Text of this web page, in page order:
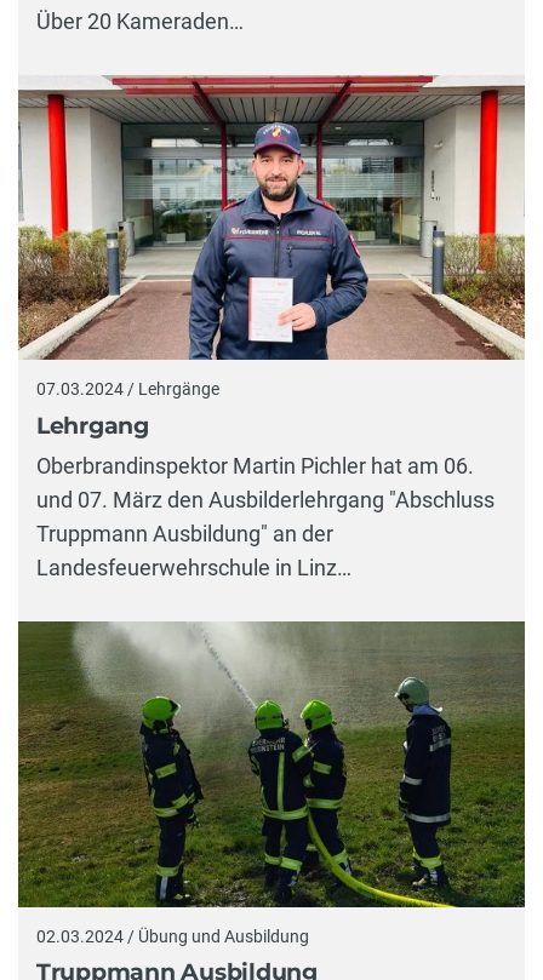
Über 20 Kameraden…
07.03.2024 / Lehrgänge
Lehrgang
Oberbrandinspektor Martin Pichler hat am 06.
und 07. März den Ausbilderlehrgang "Abschluss
Truppmann Ausbildung" an der
Landesfeuerwehrschule in Linz…
02.03.2024 / Übung und Ausbildung
Truppmann Ausbildung